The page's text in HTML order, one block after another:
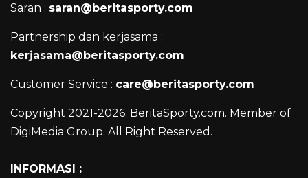
Saran : saran@beritasporty.com
Partnership dan kerjasama :
kerjasama@beritasporty.com
Customer Service : care@beritasporty.com
Copyright 2021-2026. BeritaSporty.com. Member of
DigiMedia Group. All Right Reserved.
INFORMASI :